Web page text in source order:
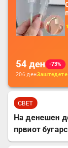
54 ден
-73%
206денЗаштедете
СВЕТ
На денешен
првиот